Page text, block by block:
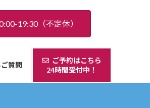
19:30（不定休）
質問
ご予約はこちら
24時間受付中！